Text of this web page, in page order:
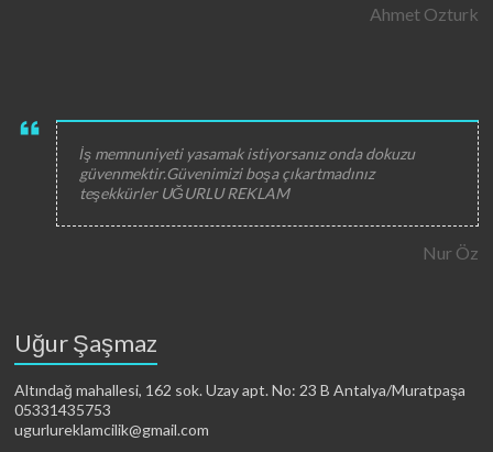
Ahmet Ozturk
İş memnuniyeti yasamak istiyorsanız onda dokuzu
güvenmektir.Güvenimizi boşa çıkartmadınız
teşekkürler UĞURLU REKLAM
Nur Öz
Uğur Şaşmaz
Altındağ mahallesi, 162 sok. Uzay apt. No: 23 B Antalya/Muratpaşa
05331435753
ugurlureklamcilik@gmail.com